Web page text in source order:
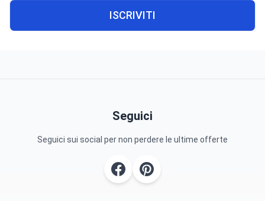
ISCRIVITI
Seguici
Seguici sui social per non perdere le ultime offerte